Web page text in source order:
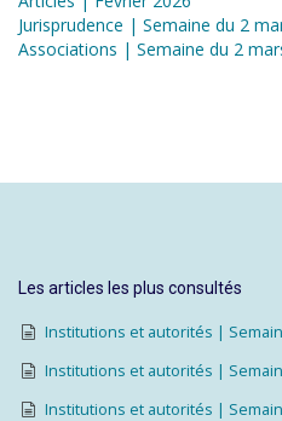
Jurisprudence | Semaine du 2
Associations | Semaine du 2
Les articles les plus consultés
Institutions et autorités |
Institutions et autorités |
Institutions et autorités |